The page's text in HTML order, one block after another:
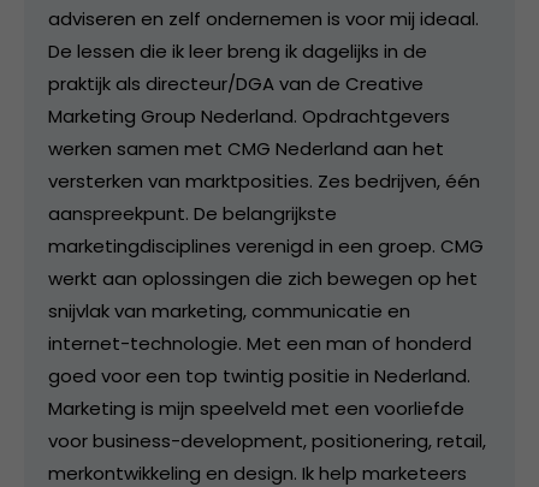
adviseren en zelf ondernemen is voor mij ideaal.
De lessen die ik leer breng ik dagelijks in de
praktijk als directeur/DGA van de Creative
Marketing Group Nederland. Opdrachtgevers
werken samen met CMG Nederland aan het
versterken van marktposities. Zes bedrijven, één
aanspreekpunt. De belangrijkste
marketingdisciplines verenigd in een groep. CMG
werkt aan oplossingen die zich bewegen op het
snijvlak van marketing, communicatie en
internet-technologie. Met een man of honderd
goed voor een top twintig positie in Nederland.
Marketing is mijn speelveld met een voorliefde
voor business-development, positionering, retail,
merkontwikkeling en design. Ik help marketeers